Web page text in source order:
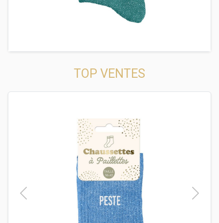
TOP VENTES
Previous Next